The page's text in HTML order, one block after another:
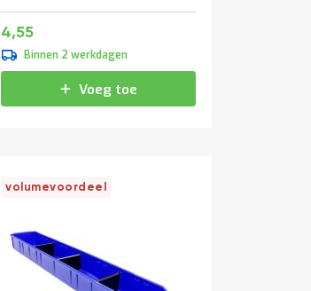
Speciale
prijs
4,55
Binnen 2 werkdagen
Voeg toe
volumevoordeel